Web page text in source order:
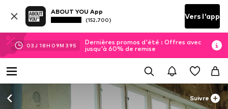
ABOUT YOU App
(152.700) Vers l'app
03J 18H 09M 37S
Dernières promos d'été : Offres avec
jusqu'à 60% de remise
Suivre